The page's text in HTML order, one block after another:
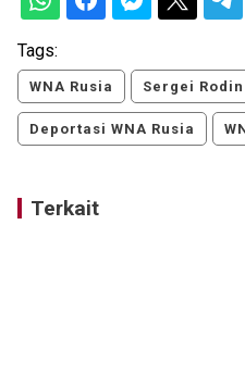
Tags:
WNA Rusia Sergei Rodin
Deportasi WNA Rusia
Terkait